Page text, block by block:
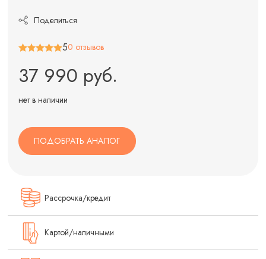
Поделиться
50 отзывов
37 990 руб.
нет в наличии
ПОДОБРАТЬ АНАЛОГ
Рассрочка/кредит
Картой/наличными